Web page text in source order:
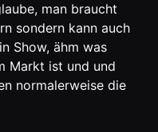
man braucht
sondern kann auch
Show, ähm was
Markt ist und und
normalerweise die